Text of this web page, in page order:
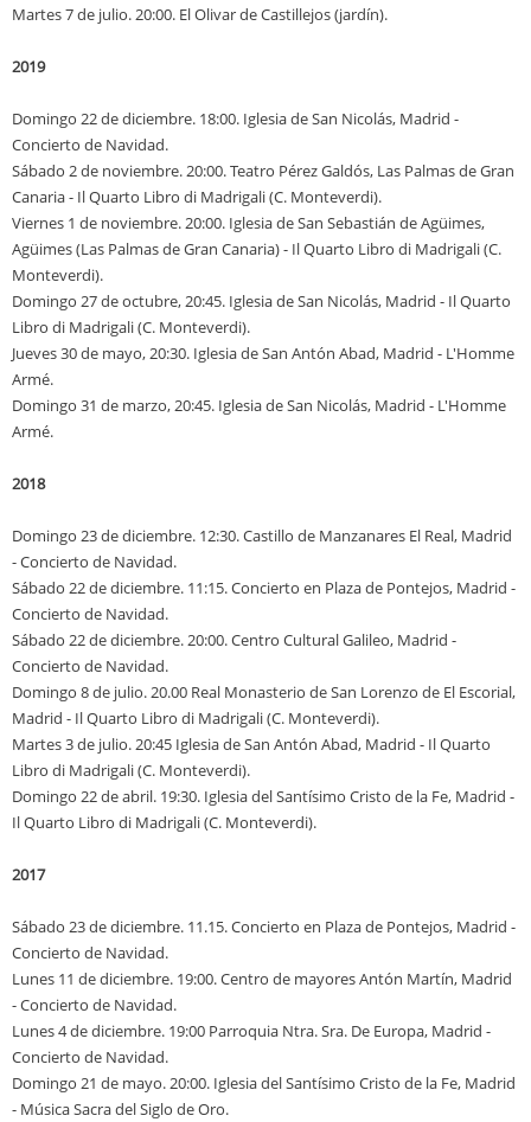
Martes 7 de julio. 20:00. El Olivar de Castillejos (jardín).
2019
Domingo 22 de diciembre. 18:00. Iglesia de San Nicolás, Madrid -
Concierto de Navidad.
Sábado 2 de noviembre. 20:00. Teatro Pérez Galdós, Las Palmas de Gran
Canaria - Il Quarto Libro di Madrigali (C. Monteverdi).
Viernes 1 de noviembre. 20:00. Iglesia de San Sebastián de Agüimes,
Agüimes (Las Palmas de Gran Canaria) - Il Quarto Libro di Madrigali (C.
Monteverdi).
Domingo 27 de octubre, 20:45. Iglesia de San Nicolás, Madrid - Il Quarto
Libro di Madrigali (C. Monteverdi).
Jueves 30 de mayo, 20:30. Iglesia de San Antón Abad, Madrid - L'Homme
Armé.
Domingo 31 de marzo, 20:45. Iglesia de San Nicolás, Madrid - L'Homme
Armé.
2018
Domingo 23 de diciembre. 12:30. Castillo de Manzanares El Real, Madrid
- Concierto de Navidad.
Sábado 22 de diciembre. 11:15. Concierto en Plaza de Pontejos, Madrid -
Concierto de Navidad.
Sábado 22 de diciembre. 20:00. Centro Cultural Galileo, Madrid -
Concierto de Navidad.
Domingo 8 de julio. 20.00 Real Monasterio de San Lorenzo de El Escorial,
Madrid - Il Quarto Libro di Madrigali (C. Monteverdi).
Martes 3 de julio. 20:45 Iglesia de San Antón Abad, Madrid - Il Quarto
Libro di Madrigali (C. Monteverdi).
Domingo 22 de abril. 19:30. Iglesia del Santísimo Cristo de la Fe, Madrid -
Il Quarto Libro di Madrigali (C. Monteverdi).
2017
Sábado 23 de diciembre. 11.15. Concierto en Plaza de Pontejos, Madrid -
Concierto de Navidad.
Lunes 11 de diciembre. 19:00. Centro de mayores Antón Martín, Madrid
- Concierto de Navidad.
Lunes 4 de diciembre. 19:00 Parroquia Ntra. Sra. De Europa, Madrid -
Concierto de Navidad.
Domingo 21 de mayo. 20:00. Iglesia del Santísimo Cristo de la Fe, Madrid
- Música Sacra del Siglo de Oro.